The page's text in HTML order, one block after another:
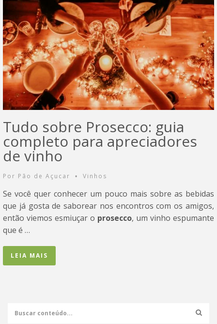
Tudo sobre Prosecco: guia
completo para apreciadores
de vinho
Por Pão de Açucar • Vinhos
Se você quer conhecer um pouco mais sobre as bebidas
que já gosta de saborear nos encontros com os amigos,
então viemos esmiuçar o prosecco, um vinho espumante
que é …
LEIA MAIS